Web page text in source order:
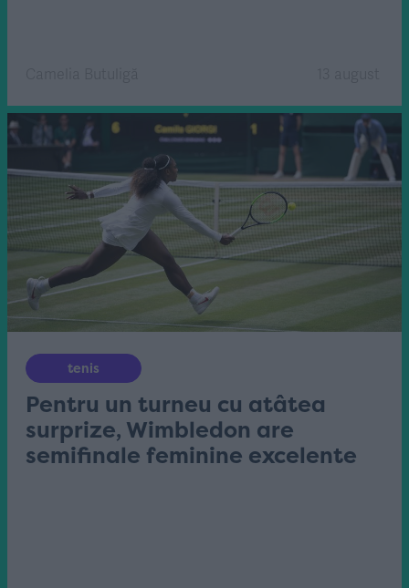
tenis
Pentru un turneu cu atâtea
surprize, Wimbledon are
semifinale feminine excelente